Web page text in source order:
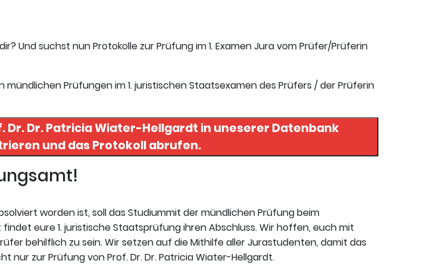
Und suchst nun Protokolle zur Prüfung im 1. Examen Jura vom Prüfer/Prüferin
Prüfungen im 1. juristischen Staatsexamen des Prüfers / der Prüferin
Dr. Dr. Patricia Wiater-Hellgardt in uneserer Datenbank
und das Protokoll abrufen.
worden ist, soll das Studiummit der mündlichen Prüfung beim
eure 1. juristische Staatsprüfung ihren Abschluss. Wir hoffen, euch mit
behilflich zu sein. Wir setzen auf die Mithilfe aller Jurastudenten, damit das
nur zur Prüfung von Prof. Dr. Dr. Patricia Wiater-Hellgardt.